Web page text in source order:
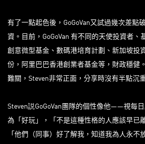
有了一點起色後，GoGoVan又試過幾次差點
資。目前，GoGoVan 有不同的天使投資者
創意微型基金、數碼港培育計劃、新加坡投
份，阿里巴巴香港創業者基金等，財政穩健
難關，Steven非常正面，分享時沒有半點沉
Steven説GoGoVan團隊的個性像他——視每
為「好玩」，「不是這種性格的人應該早已
「他們（同事）好了解我，知道我為人永不